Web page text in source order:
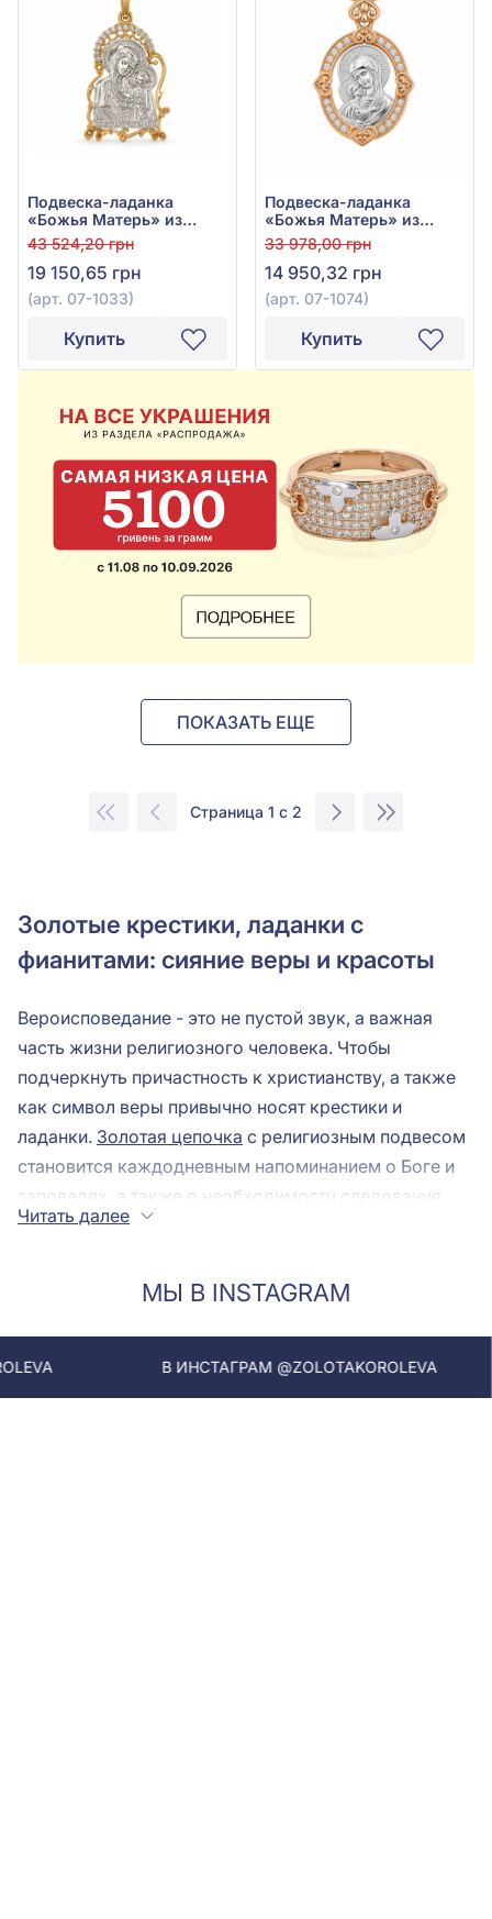
Подвеска-ладанка
«Божья Матерь» из
красно-белого золота
585° с фианитом, арт.
07-1033
43 524,20 грн
19 150,65 грн
(арт. 07-1033)
Купить
Подвеска-ладанка
«Божья Матерь» из
красно-белого золота
585° с куб.окс.циркония,
арт. 07-1074
33 978,00 грн
14 950,32 грн
(арт. 07-1074)
Купить
ПОКАЗАТЬ ЕЩЕ
Страница 1 с 2
Золотые крестики, ладанки с
фианитами: сияние веры и красоты
Вероисповедание - это не пустой звук, а важная
часть жизни религиозного человека. Чтобы
подчеркнуть причастность к христианству, а также
как символ веры привычно носят крестики и
ладанки. Золотая цепочка с религиозным подвесом
становится каждодневным напоминанием о Боге и
заповедях, а также о необходимости следования
законам Божьим.
символизм важнее эстетики. Но для людей, кто
современными трендами церковь допускает
использование золотые крестики с фианитами.
Такое украшение может иметь все необходимые
Читать далее
МЫ В INSTAGRAM
В ИНСТАГРАМ @ZOLOTAKOROLEVA В